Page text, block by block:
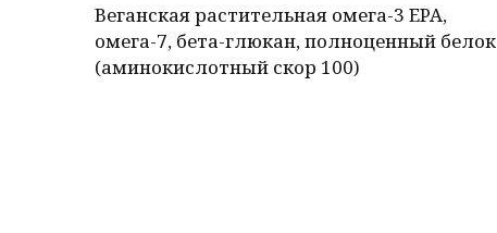
Веганская растительная омега-3 EPA,
омега-7, бета-глюкан, полноценный белок
(аминокислотный скор 100)